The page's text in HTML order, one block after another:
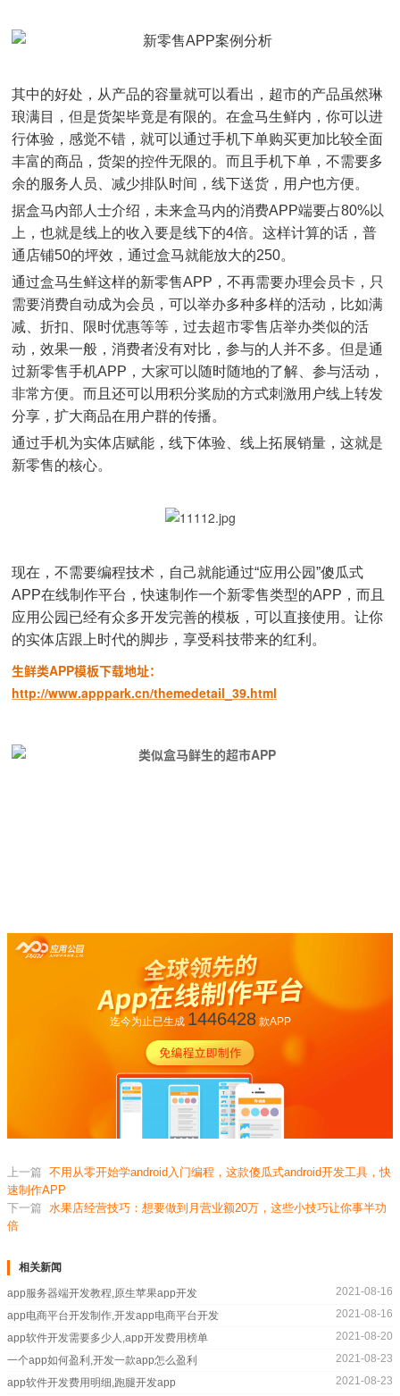
其中的好处，从产品的容量就可以看出，超市的产品虽然琳
琅满目，但是货架毕竟是有限的。在盒马生鲜内，你可以进
行体验，感觉不错，就可以通过手机下单购买更加比较全面
丰富的商品，货架的控件无限的。而且手机下单，不需要多
余的服务人员、减少排队时间，线下送货，用户也方便。
据盒马内部人士介绍，未来盒马内的消费APP端要占80%以
上，也就是线上的收入要是线下的4倍。这样计算的话，普
通店铺50的坪效，通过盒马就能放大的250。
通过盒马生鲜这样的新零售APP，不再需要办理会员卡，只
需要消费自动成为会员，可以举办多种多样的活动，比如满
减、折扣、限时优惠等等，过去超市零售店举办类似的活
动，效果一般，消费者没有对比，参与的人并不多。但是通
过新零售手机APP，大家可以随时随地的了解、参与活动，
非常方便。而且还可以用积分奖励的方式刺激用户线上转发
分享，扩大商品在用户群的传播。
通过手机为实体店赋能，线下体验、线上拓展销量，这就是
新零售的核心。
现在，不需要编程技术，自己就能通过“应用公园”傻瓜式
APP在线制作平台，快速制作一个新零售类型的APP，而且
应用公园已经有众多开发完善的模板，可以直接使用。让你
的实体店跟上时代的脚步，享受科技带来的红利。
生鲜类APP模板下载地址：
http://www.apppark.cn/themedetail_39.html
迄今为止已生成 1446428款APP
上一篇 不用从零开始学android入门编程，这款傻瓜式android开发工具，快
速制作APP
下一篇 水果店经营技巧：想要做到月营业额20万，这些小技巧让你事半功
倍
相关新闻
app服务器端开发教程,原生苹果app开发
2021-08-16
app电商平台开发制作,开发app电商平台开发
2021-08-16
app软件开发需要多少人,app开发费用榜单
2021-08-20
一个app如何盈利,开发一款app怎么盈利
2021-08-23
app软件开发费用明细,跑腿开发app
2021-08-23